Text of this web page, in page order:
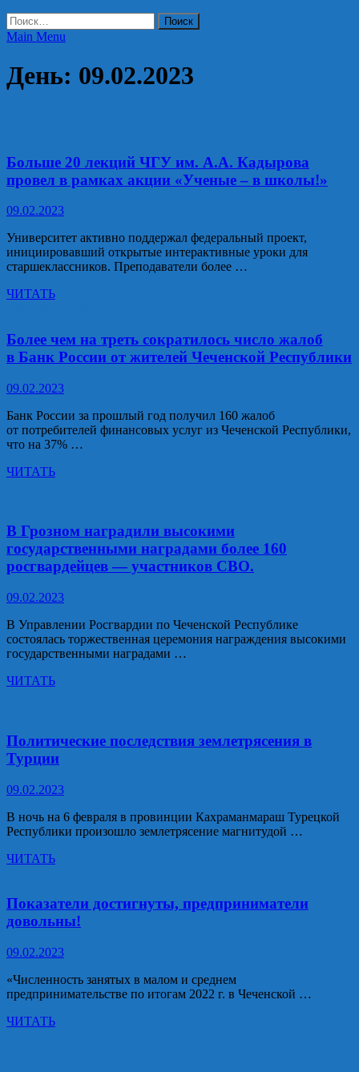
Найти:
Main Menu
День: 09.02.2023
Больше 20 лекций ЧГУ им. А.А. Кадырова
провел в рамках акции «Ученые – в школы!»
09.02.2023
Университет активно поддержал федеральный проект,
инициировавший открытые интерактивные уроки для
старшеклассников. Преподаватели более …
Больше
ЧГУ
им.
А.А.
провел
в
рамках
акции
«Ученые
–
в
ЧИТАТЬ
Более чем на треть сократилось число жалоб
в Банк России от жителей Чеченской Республики
09.02.2023
Банк России за прошлый год получил 160 жалоб
от потребителей финансовых услуг из Чеченской Республики,
что на 37% …
Более
число
жалоб
в Банк
России
Чеченской
ЧИТАТЬ
В Грозном наградили высокими
государственными наградами более 160
росгвардейцев — участников СВО.
09.02.2023
В Управлении Росгвардии по Чеченской Республике
состоялась торжественная церемония награждения высокими
государственными наградами …
В
государственными
наградами
более
росгвардейцев
—
участников
СВО.
ЧИТАТЬ
Политические последствия землетрясения в
Турции
09.02.2023
В ночь на 6 февраля в провинции Кахраманмараш Турецкой
Республики произошло землетрясение магнитудой …
Политические
в
ЧИТАТЬ
Показатели достигнуты, предприниматели
довольны!
09.02.2023
«Численность занятых в малом и среднем
предпринимательстве по итогам 2022 г. в Чеченской …
Показатели
ЧИТАТЬ